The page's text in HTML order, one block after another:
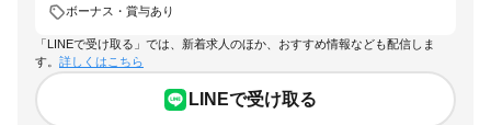
ボーナス・賞与あり
「LINEで受け取る」では、新着求人のほか、おすすめ情報なども配信しま
す。 詳しくはこちら
LINEで受け取る